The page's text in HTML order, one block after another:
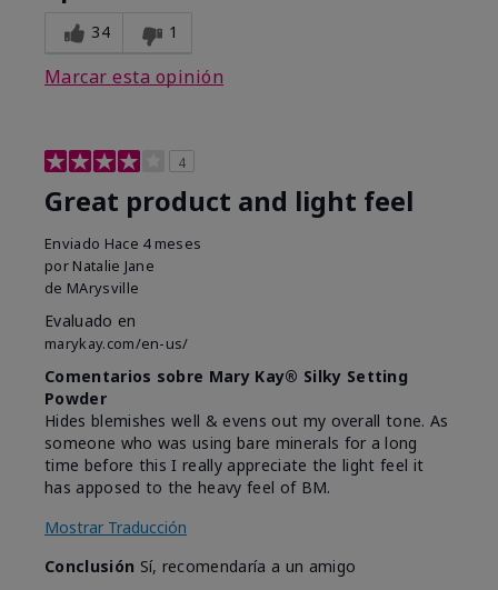
34 1
Marcar esta opinión
4
Great product and light feel
Enviado Hace 4 meses
por Natalie Jane
de MArysville
Evaluado en
marykay.com/en-us/
Comentarios sobre Mary Kay® Silky Setting
Powder
Hides blemishes well & evens out my overall tone. As
someone who was using bare minerals for a long
time before this I really appreciate the light feel it
has apposed to the heavy feel of BM.
Mostrar Traducción
Conclusión Sí, recomendaría a un amigo